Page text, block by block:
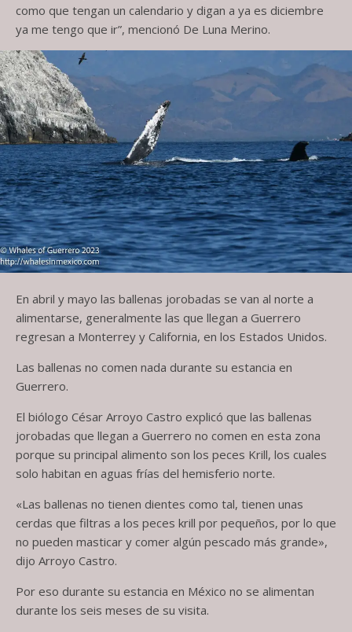
como que tengan un calendario y digan a ya es diciembre
ya me tengo que ir”, mencionó De Luna Merino.
En abril y mayo las ballenas jorobadas se van al norte a
alimentarse, generalmente las que llegan a Guerrero
regresan a Monterrey y California, en los Estados Unidos.
Las ballenas no comen nada durante su estancia en
Guerrero.
El biólogo César Arroyo Castro explicó que las ballenas
jorobadas que llegan a Guerrero no comen en esta zona
porque su principal alimento son los peces Krill, los cuales
solo habitan en aguas frías del hemisferio norte.
«Las ballenas no tienen dientes como tal, tienen unas
cerdas que filtras a los peces krill por pequeños, por lo que
no pueden masticar y comer algún pescado más grande»,
dijo Arroyo Castro.
Por eso durante su estancia en México no se alimentan
durante los seis meses de su visita.